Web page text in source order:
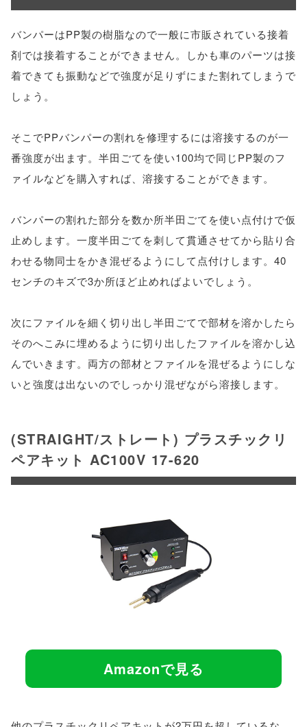
バンパーはPP製の樹脂なので一般に市販されている接着
剤では接着することができません。しかも車のパーツは接
着できても振動などで強度が足りずにまた割れてしまうで
しょう。
そこでPPバンパーの割れを修理するには溶接するのが一
番強度が出ます。半田ごてを使い100均で同じPP製のフ
ァイルなどを購入すれば、溶接することができます。
バンパーの割れた部分を数か所半田ごてを使い点付けで仮
止めします。一度半田ごてを刺して貫通させてから貼り合
わせる物同士をかき混ぜるようにして点付けします。40
センチのキズで3か所ほど止めればよいでしょう。
次にファイルを細く切り出し半田ごてで部材を溶かしたら
そのへこみに埋めるように切り出したファイルを溶かし込
んでいきます。両方の部材とファイルを混ぜるようにしな
いと強度は出ないのでしっかり混ぜながら溶接します。
(STRAIGHT/ストレート) プラスチックリ
ペアキット AC100V 17-620
Amazonで見る